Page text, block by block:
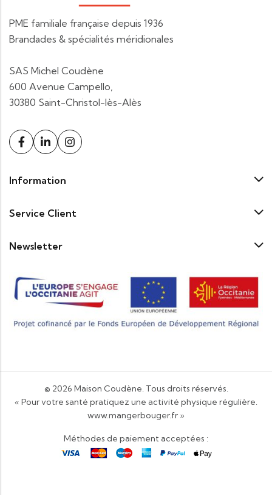
PME familiale française depuis 1936
Brandades & spécialités méridionales
SAS Michel Coudène
600 Avenue Campello,
30380 Saint-Christol-lès-Alès
Information
Service Client
Newsletter
© 2026 Maison Coudène. Tous droits réservés.
« Pour votre santé pratiquez une activité physique régulière.
www.mangerbouger.fr »
Méthodes de paiement acceptées :